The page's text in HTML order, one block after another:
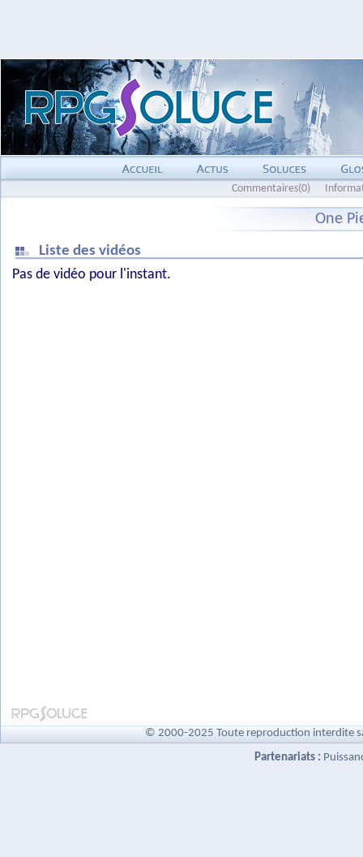
Commentaires(0)
One
Liste des vidéos
Pas de vidéo pour l'instant.
© 2000-2025 Toute reproduction interdite
Partenariats :